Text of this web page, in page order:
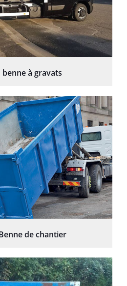
à gravats
de chantier